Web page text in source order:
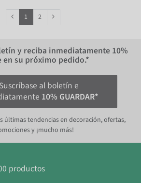
1 2
y reciba inmediatamente 10%
en su próximo pedido.*
Suscríbase al boletín e
10% GUARDAR*
últimas tendencias en decoración, ofertas,
y ¡mucho más!
productos